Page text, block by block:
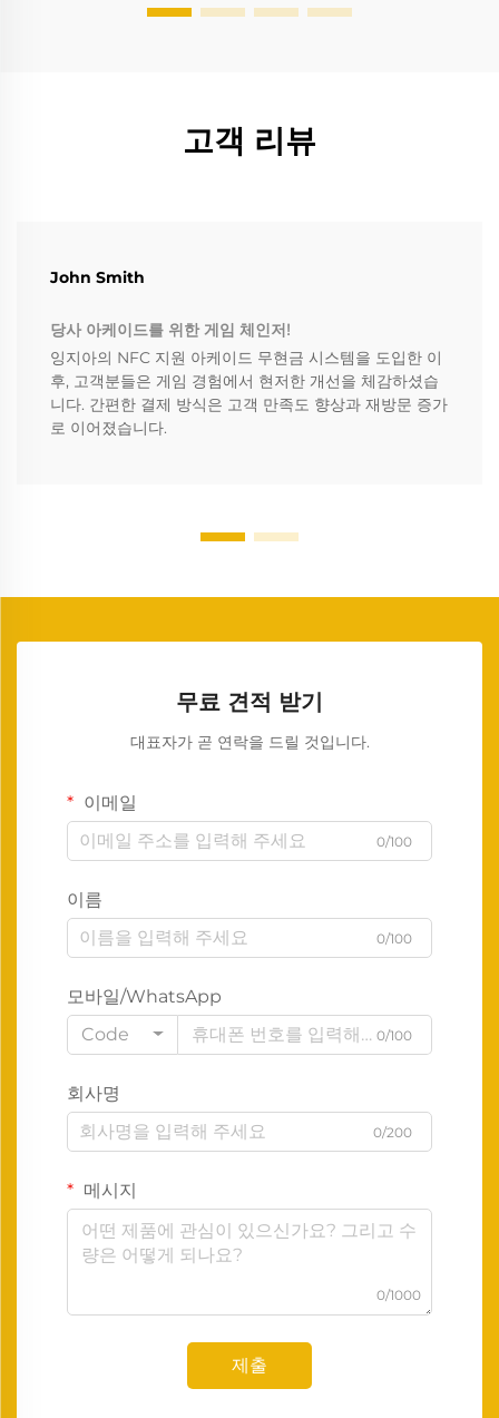
고객 리뷰
John Smith
당사 아케이드를 위한 게임 체인저!
잉지아의 NFC 지원 아케이드 무현금 시스템을 도입한 이
후, 고객분들은 게임 경험에서 현저한 개선을 체감하셨습
니다. 간편한 결제 방식은 고객 만족도 향상과 재방문 증가
로 이어졌습니다.
무료 견적 받기
대표자가 곧 연락을 드릴 것입니다.
이메일
0/100
이름
0/100
모바일/WhatsApp
Code
0/100
회사명
0/200
메시지
0/1000
제출